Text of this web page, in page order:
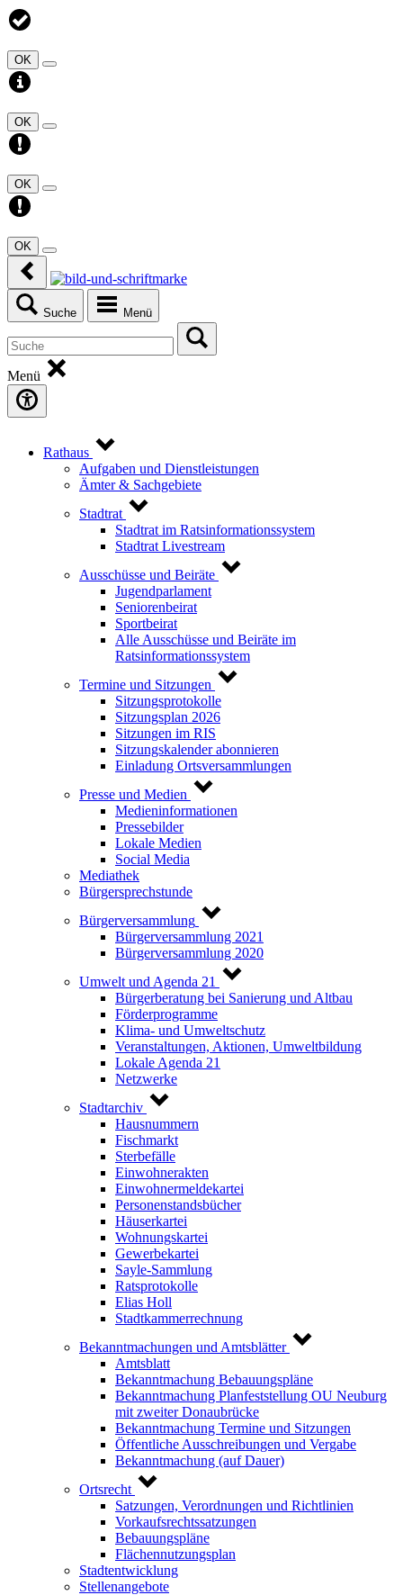
OK
OK
OK
OK
Suche Menü
Menü
Rathaus
Aufgaben und Dienstleistungen
Ämter & Sachgebiete
Stadtrat
Stadtrat im Ratsinformationssystem
Stadtrat Livestream
Ausschüsse und Beiräte
Jugendparlament
Seniorenbeirat
Sportbeirat
Alle Ausschüsse und Beiräte im
Ratsinformationssystem
Termine und Sitzungen
Sitzungsprotokolle
Sitzungsplan 2026
Sitzungen im RIS
Sitzungskalender abonnieren
Einladung Ortsversammlungen
Presse und Medien
Medieninformationen
Pressebilder
Lokale Medien
Social Media
Mediathek
Bürgersprechstunde
Bürgerversammlung
Bürgerversammlung 2021
Bürgerversammlung 2020
Umwelt und Agenda 21
Bürgerberatung bei Sanierung und Altbau
Förderprogramme
Klima- und Umweltschutz
Veranstaltungen, Aktionen, Umweltbildung
Lokale Agenda 21
Netzwerke
Stadtarchiv
Hausnummern
Fischmarkt
Sterbefälle
Einwohnerakten
Einwohnermeldekartei
Personenstandsbücher
Häuserkartei
Wohnungskartei
Gewerbekartei
Sayle-Sammlung
Ratsprotokolle
Elias Holl
Stadtkammerrechnung
Bekanntmachungen und Amtsblätter
Amtsblatt
Bekanntmachung Bebauungspläne
Bekanntmachung Planfeststellung OU Neuburg
mit zweiter Donaubrücke
Bekanntmachung Termine und Sitzungen
Öffentliche Ausschreibungen und Vergabe
Bekanntmachung (auf Dauer)
Ortsrecht
Satzungen, Verordnungen und Richtlinien
Vorkaufsrechtssatzungen
Bebauungspläne
Flächennutzungsplan
Stadtentwicklung
Stellenangebote